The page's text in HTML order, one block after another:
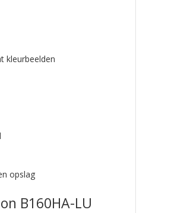
kleurbeelden
opslag
B160HA-LU